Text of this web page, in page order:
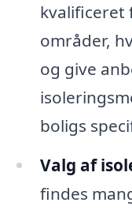
kvalificeret
områder,
og give
boligs
Valg af
findes